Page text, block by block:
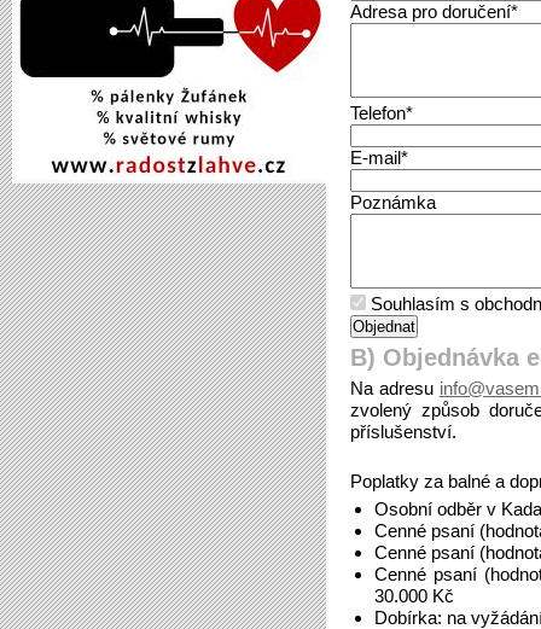
Adresa pro doručení*
Telefon*
E-mail*
Poznámka
Souhlasím s
B) Objednávka
Na adresu
zvolený způsob
příslušenství.
Poplatky za balné a
Osobní odběr v
Cenné psaní
Cenné psaní
Cenné psaní
30.000 Kč
Dobírka: na